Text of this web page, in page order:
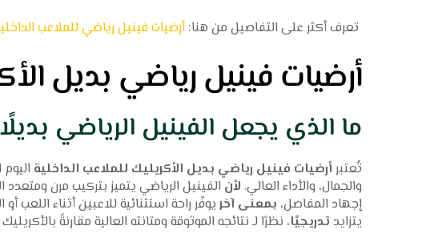
تعرف أكثر على التفاصيل من هنا:أرضيات فينيل رياضي للملاعب
أرضيات فينيل رياضي بديل
ما الذي يجعل الفينيل الرياضي بديلًا
تُعتبر أرضيات فينيل رياضي بديل الأكريليك للملاعب الداخلية
والجمال، والأداء العالي. لأن الفينيل الرياضي يتميز بتركيب مرن
إجهاد المفاصل، بمعنى آخر يوفّر راحة استثنائية للاعبين أثناء اللعب
يتزايد تدريجيًا، نظرًا لـ نتائجه الموثوقة ومتانته العالية مقارنةً